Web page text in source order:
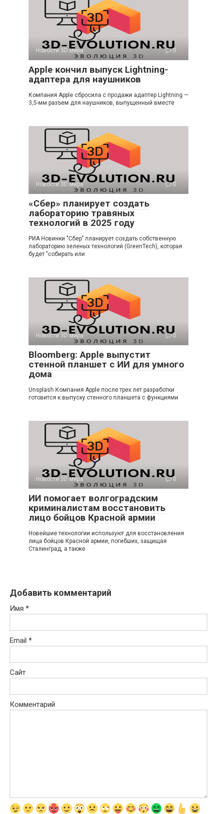
Новости 3D мира 0
Apple кончил выпуск Lightning-
адаптера для наушников
Компания Apple сбросила с продажи адаптер Lightning —
3,5-мм разъем для наушников, выпущенный вместе
Новости 3D мира 0
«Сбер» планирует создать
лабораторию травяных
технологий в 2025 году
РИА Новинки "Сбер" планирует создать собственную
лабораторию зеленых технологий (GreenTech), которая
будет "собирать или
Новости 3D мира 0
Bloomberg: Apple выпустит
стенной планшет с ИИ для умного
дома
Unsplash Компания Apple после трех лет разработки
готовится к выпуску стенного планшета с функциями
Новости 3D мира 0
ИИ помогает волгоградским
криминалистам восстановить
лицо бойцов Красной армии
Новейшие технологии используют для восстановления
лица бойцов Красной армии, погибших, защищая
Сталинград, а также
Добавить комментарий
Имя *
Email *
Сайт
Комментарий